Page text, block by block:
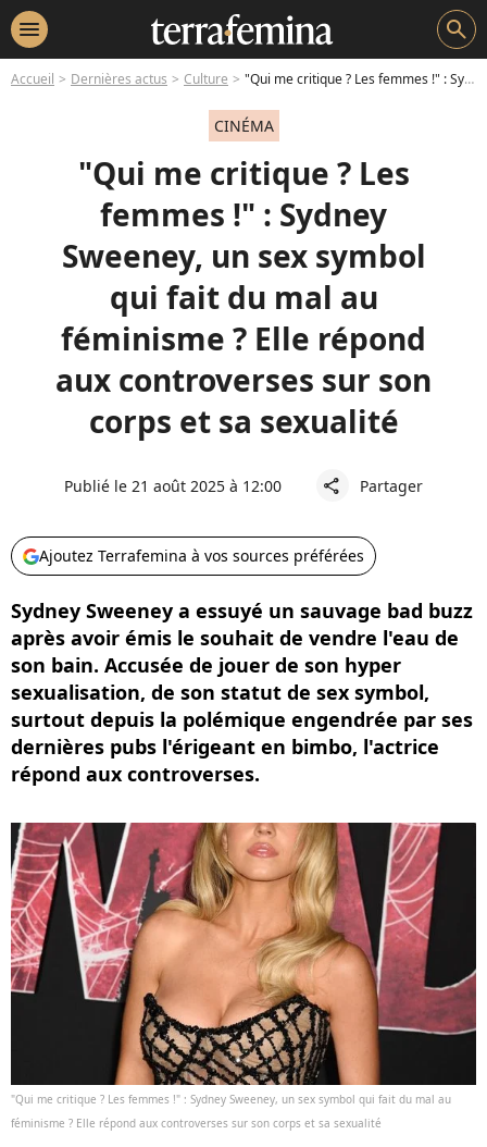
menu search
Accueil Dernières actus Culture "Qui me critique ? Les femmes !" : Sydney Sweeney, un sex symbol qui fait du mal au féminisme ? Elle répond aux controverses sur son corps et sa sexualité
CINÉMA
"Qui me critique ? Les
femmes !" : Sydney
Sweeney, un sex symbol
qui fait du mal au
féminisme ? Elle répond
aux controverses sur son
corps et sa sexualité
Publié le 21 août 2025 à 12:00 share Partager
Ajoutez Terrafemina à vos sources préférées
Sydney Sweeney a essuyé un sauvage bad buzz
après avoir émis le souhait de vendre l'eau de
son bain. Accusée de jouer de son hyper
sexualisation, de son statut de sex symbol,
surtout depuis la polémique engendrée par ses
dernières pubs l'érigeant en bimbo, l'actrice
répond aux controverses.
"Qui me critique ? Les femmes !" : Sydney Sweeney, un sex symbol qui fait du mal au
féminisme ? Elle répond aux controverses sur son corps et sa sexualité